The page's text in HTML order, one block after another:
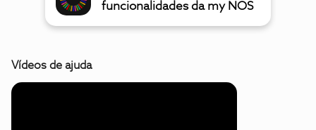
funcionalidades da my NOS
Vídeos de ajuda